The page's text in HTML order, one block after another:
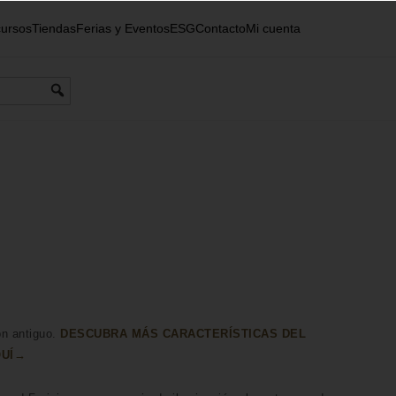
TiendasFerias y EventosESGContactoMi cuenta
antiguo.
DESCUBRA MÁS CARACTERÍSTICAS DEL